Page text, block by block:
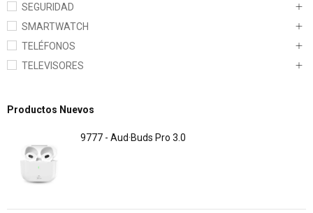
SEGURIDAD
SMARTWATCH
TELÉFONOS
TELEVISORES
Productos Nuevos
9777 - Aud·Buds Pro 3.0